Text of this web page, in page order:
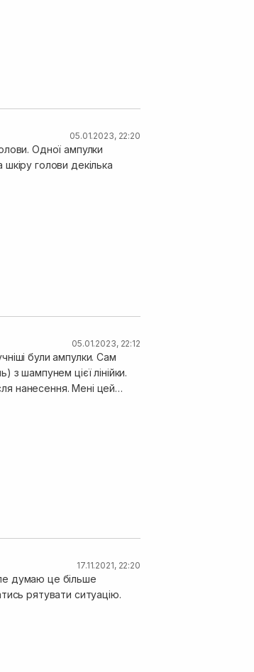
05.01.2023, 22:20
Одної ампулки
голови декілька
05.01.2023, 22:12
були ампулки. Сам
шампунем цієї лінійки.
нанесення. Мені цей
не жирніє. Для мене
17.11.2021, 22:20
думаю це більше
рятувати ситуацію.